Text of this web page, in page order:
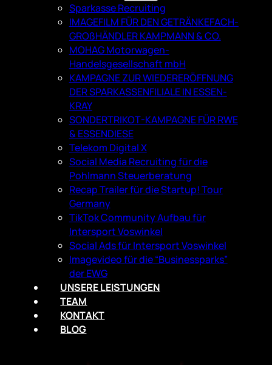
Sparkasse Recruiting
IMAGEFILM FÜR DEN GETRÄNKEFACH­
GROßHÄNDLER KAMPMANN & CO.
MOHAG Motorwagen-
Handelsgesellschaft mbH
KAMPAGNE ZUR WIEDERERÖFFNUNG
DER SPARKASSENFILIALE IN ESSEN-
KRAY
SONDERTRIKOT-KAMPAGNE FÜR RWE
& ESSENDIESE
Telekom Digital X
Social Media Recruiting für die
Pohlmann Steuerberatung
Recap Trailer für die Startup! Tour
Germany
TikTok Community Aufbau für
Intersport Voswinkel
Social Ads für Intersport Voswinkel
Imagevideo für die “Businessparks”
der EWG
UNSERE LEISTUNGEN
TEAM
KONTAKT
BLOG